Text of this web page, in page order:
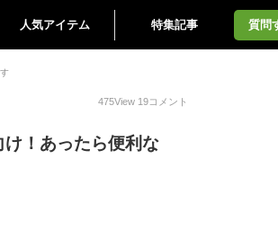
人気アイテム 特集記事 質問
475View 19コメント
！あったら便利な